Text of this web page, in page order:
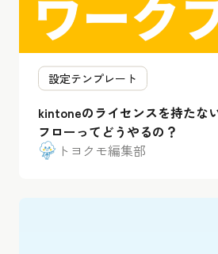
設定テンプレート
kintoneのライセンスを持たな
フローってどうやるの？
トヨクモ編集部